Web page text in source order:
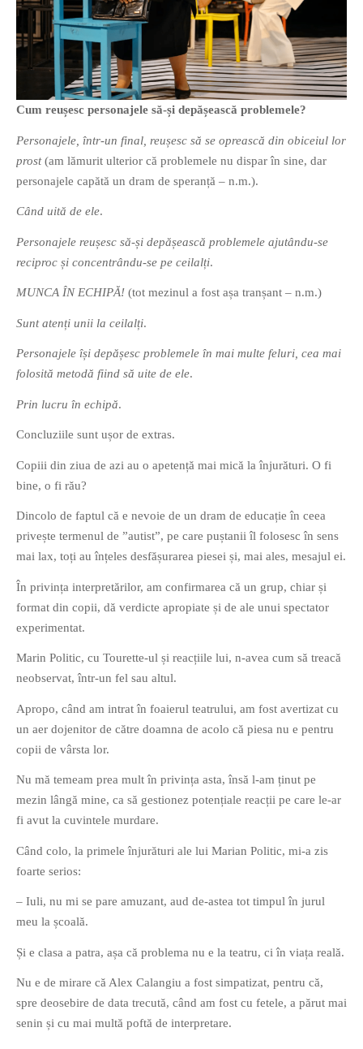
Cum reușesc personajele să-și depășească problemele?
Personajele, într-un final, reușesc să se oprească din obiceiul lor
prost(am lămurit ulterior că problemele nu dispar în sine, dar
personajele capătă un dram de speranță – n.m.).
Când uită de ele.
Personajele reușesc să-și depășească problemele ajutându-se
reciproc și concentrându-se pe ceilalți.
MUNCA ÎN ECHIPĂ! (tot mezinul a fost așa tranșant – n.m.)
Sunt atenți unii la ceilalți.
Personajele își depășesc problemele în mai multe feluri, cea mai
folosită metodă fiind să uite de ele.
Prin lucru în echipă.
Concluziile sunt ușor de extras.
Copiii din ziua de azi au o apetență mai mică la înjurături. O fi
bine, o fi rău?
Dincolo de faptul că e nevoie de un dram de educație în ceea
privește termenul de ”autist”, pe care puștanii îl folosesc în sens
mai lax, toți au înțeles desfășurarea piesei și, mai ales, mesajul ei.
În privința interpretărilor, am confirmarea că un grup, chiar și
format din copii, dă verdicte apropiate și de ale unui spectator
experimentat.
Marin Politic, cu Tourette-ul și reacțiile lui, n-avea cum să treacă
neobservat, într-un fel sau altul.
Apropo, când am intrat în foaierul teatrului, am fost avertizat cu
un aer dojenitor de către doamna de acolo că piesa nu e pentru
copii de vârsta lor.
Nu mă temeam prea mult în privința asta, însă l-am ținut pe
mezin lângă mine, ca să gestionez potențiale reacții pe care le-ar
fi avut la cuvintele murdare.
Când colo, la primele înjurături ale lui Marian Politic, mi-a zis
foarte serios:
– Iuli, nu mi se pare amuzant, aud de-astea tot timpul în jurul
meu la școală.
Și e clasa a patra, așa că problema nu e la teatru, ci în viața reală.
Nu e de mirare că Alex Calangiu a fost simpatizat, pentru că,
spre deosebire de data trecută, când am fost cu fetele, a părut mai
senin și cu mai multă poftă de interpretare.